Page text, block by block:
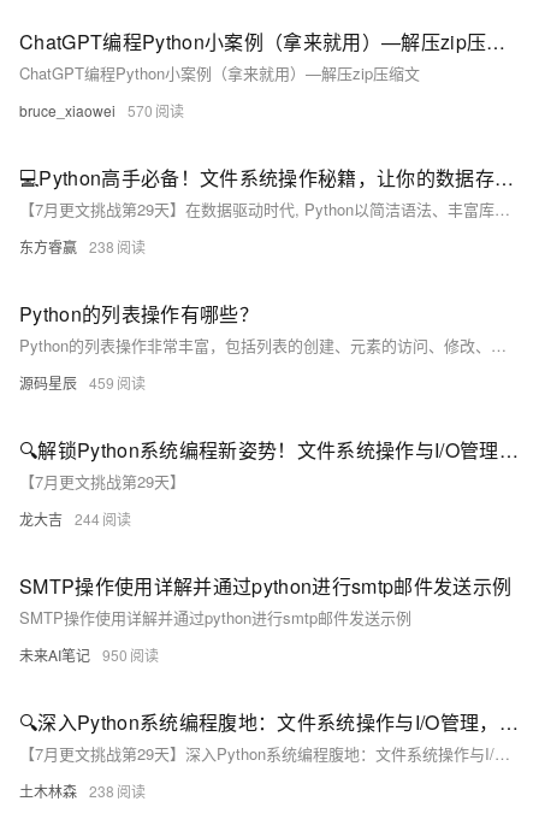
ChatGPT编程Python小案例（拿来就用）—解压zip压缩文
ChatGPT编程Python小案例（拿来就用）—解压zip压缩文
bruce_xiaowei 570
💻Python高手必备！文件系统操作秘籍，让你的数据存取如臂使指
【7月更文挑战第29天】在数据驱动时代, Python以简洁语法、丰富库生态和强大跨平台能力, 成为数据科学等领域首选。本文探讨Python文件系统操作秘籍, 助力高效数据处理。
东方睿赢 238
Python的列表操作有哪些？
Python的列表操作非常丰富，包括列表的创建、元素的访问、修改、添加、删除、切片、排序等多个方面。
源码星辰 459
🔍解锁Python系统编程新姿势！文件系统操作与I/O管理，让你玩转电脑每一个角落
【7月更文挑战第29天】
龙大吉 244
SMTP操作使用详解并通过python进行smtp邮件发送示例
SMTP操作使用详解并通过python进行smtp邮件发送示例
未来AI笔记 950
🔍深入Python系统编程腹地：文件系统操作与I/O管理，打造高效数据处理流水线
【7月更文挑战第29天】深入Python系统编程腹地：文件系统操作与I/O管理，打造高效数据处理流水线
土木林森 238